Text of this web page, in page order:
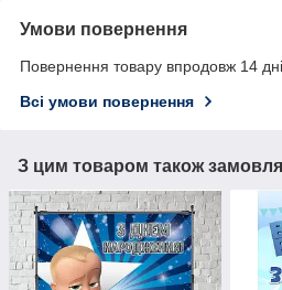
Умови повернення
Повернення товару впродовж 14
Всі умови повернення
З цим товаром також